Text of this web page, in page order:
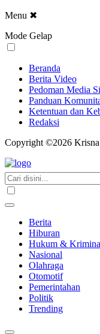
Menu ✖
Mode Gelap
Beranda
Berita Video
Pedoman Media
Panduan
Ketentuan dan
Redaksi
Copyright ©2026
Berita
Hiburan
Hukum &
Nasional
Olahraga
Otomotif
Pemerintahan
Politik
Trending